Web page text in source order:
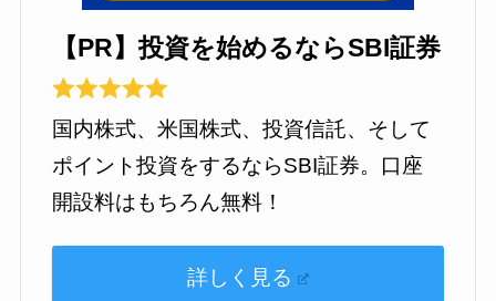
【PR】投資を始めるならSBI証券
国内株式、米国株式、投資信託、そして
ポイント投資をするならSBI証券。口座
開設料はもちろん無料！
詳しく見る